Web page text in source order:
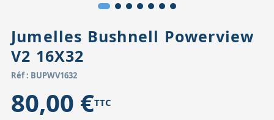
Jumelles Bushnell Powerview
V2 16X32
Réf : BUPWV1632
80,00 €TTC